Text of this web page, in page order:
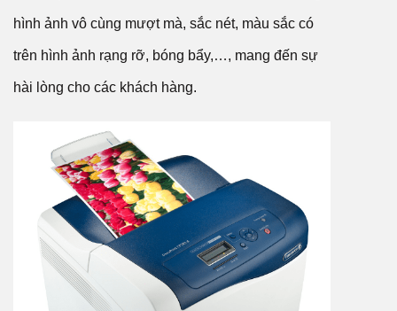
hình ảnh vô cùng mượt mà, sắc nét, màu sắc có
trên hình ảnh rạng rỡ, bóng bẩy,…, mang đến sự
hài lòng cho các khách hàng.